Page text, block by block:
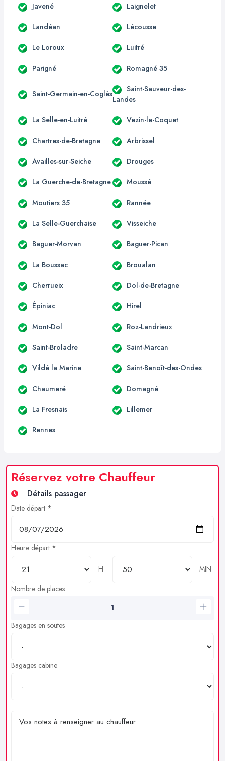
Javené Laignelet
Landéan Lécousse
Le Loroux Luitré
Parigné Romagné 35
Saint-Germain-en-Coglès
Saint-Sauveur-des-
Landes
La Selle-en-Luitré Vezin-le-Coquet
Chartres-de-Bretagne Arbrissel
Availles-sur-Seiche Drouges
La Guerche-de-Bretagne Moussé
Moutiers 35 Rannée
La Selle-Guerchaise Visseiche
Baguer-Morvan Baguer-Pican
La Boussac Broualan
Cherrueix Dol-de-Bretagne
Épiniac Hirel
Mont-Dol Roz-Landrieux
Saint-Broladre Saint-Marcan
Vildé la Marine Saint-Benoît-des-Ondes
Chaumeré Domagné
La Fresnais Lillemer
Rennes
Réservez votre Chauffeur
Détails passager
Date départ *
Heure départ *
H
MIN
Nombre de places
Bagages en soutes
Bagages cabine